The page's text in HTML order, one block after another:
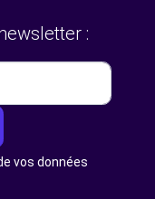
:
vos données